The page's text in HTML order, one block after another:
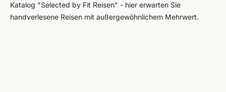
Katalog "Selected by Fit Reisen" - hier erwarten Sie
handverlesene Reisen mit außergewöhnlichem Mehrwert.